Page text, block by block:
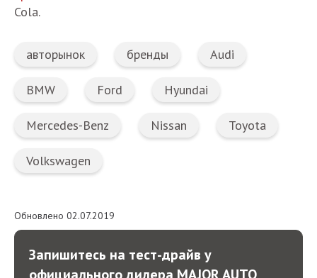
Cola.
авторынок бренды Audi
BMW Ford Hyundai
Mercedes-Benz Nissan Toyota
Volkswagen
Обновлено 02.07.2019
Запишитесь на тест-драйв у
официального дилера MAJOR AUTO